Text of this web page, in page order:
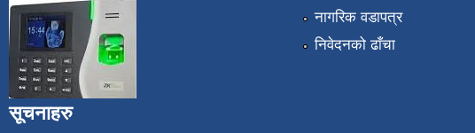
सूचनाहरु
नागरिक वडापत्र
निवेदनको ढाँचा